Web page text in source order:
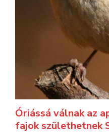
Óriássá válnak az
fajok születhetnek